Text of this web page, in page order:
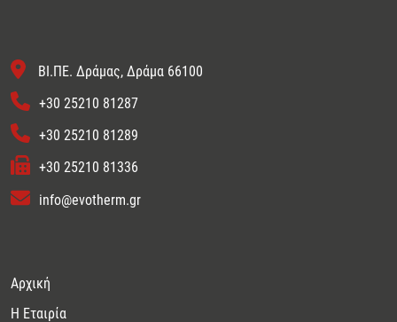
ΒΙ.ΠΕ. Δράμας, Δράμα 66100
+30 25210 81287
+30 25210 81289
+30 25210 81336
info@evotherm.gr
Αρχική
Η Εταιρία